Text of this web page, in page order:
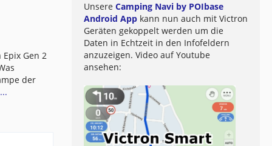
Gen 2
der
Unsere Camping Navi by POIbase
Android App kann nun auch mit Victron
Geräten gekoppelt werden um die
Daten in Echtzeit in den Infofeldern
anzuzeigen. Video auf Youtube
ansehen: